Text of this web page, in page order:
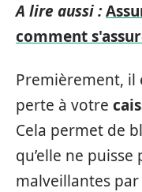
A lire aussi :
comment
Premièrement, il
perte à votre
Cela permet de
qu’elle ne
malveillantes